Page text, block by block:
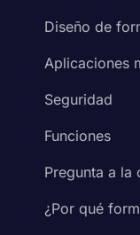
Diseño de
Aplicaciones
Seguridad
Funciones
Pregunta a la
¿Por qué